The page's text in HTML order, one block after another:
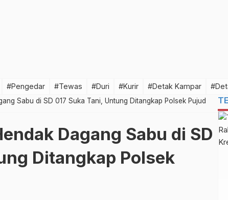
#Pengedar #Tewas #Duri #Kurir #Detak Kampar
Sabu di SD 017 Suka Tani, Untung Ditangkap Polsek Pujud
Dagang Sabu di SD
Ditangkap Polsek